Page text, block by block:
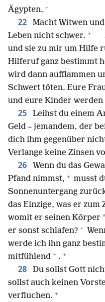
Ägypten. +
22 Macht Witwen
Leben nicht schwer. +
und sie zu mir um Hilfe
Hilferuf ganz bestimmt
wird dann aufflammen
Schwert töten. Eure
und eure Kinder
25 Leihst du einem
Geld – jemandem, der
dich ihm gegenüber
Verlange keine Zinsen
26
Wenn du das
Pfand nimmst, + musst
Sonnenuntergang
das Einzige, was er zum
womit er seinen Körper
er sonst schlafen? +
werde ich ihn ganz
mitfühlend * . +
28 Du sollst Gott
sollst auch keinen
verfluchen. +